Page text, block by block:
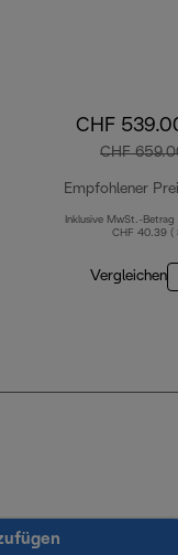
CHF
CHF
Empfohlener
Inklusive MwSt.-Betrag
CHF 40.39 (
Vergleichen